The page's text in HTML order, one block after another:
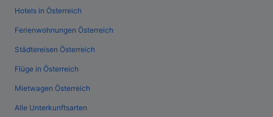
Hotels in Österreich
Ferienwohnungen Österreich
Städtereisen Österreich
Flüge in Österreich
Mietwagen Österreich
Alle Unterkunftsarten